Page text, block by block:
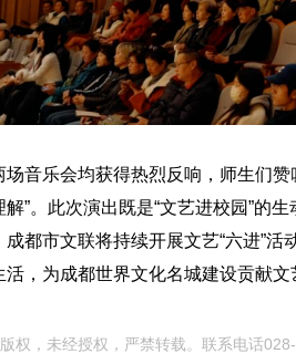
场音乐会均获得热烈反响，师生们
解”。此次演出既是“文艺进校园”的
成都市文联将持续开展文艺“六进”
活，为成都世界文化名城建设贡献文
版权，未经授权，严禁转载。联系电话